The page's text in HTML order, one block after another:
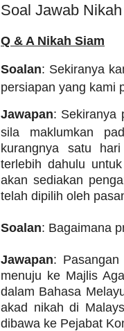
Soal Jawab
Q & A Nikah Siam
Soalan: Sekiranya
persiapan yang kami
Jawapan: Sekiranya
sila maklumkan
kurangnya satu
terlebih dahulu
akan sediakan
telah dipilih oleh
Soalan: Bagaimana
Jawapan:
menuju ke Majlis
dalam Bahasa
akad nikah di
dibawa ke Pejabat